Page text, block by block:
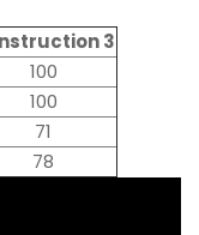
3
100
100
71
78